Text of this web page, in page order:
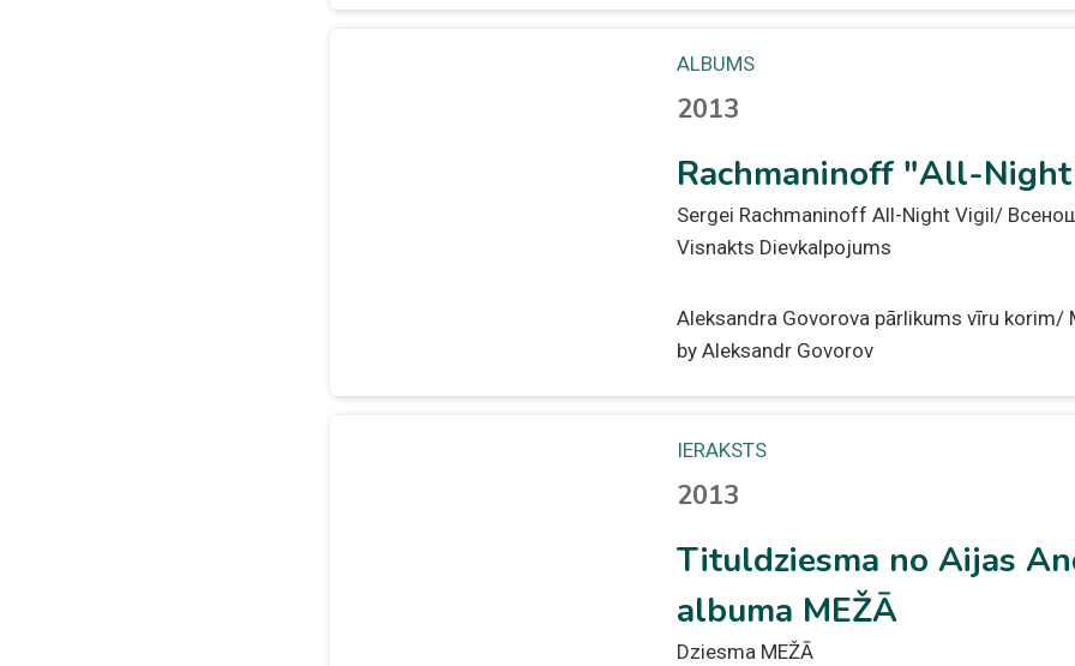
ALBUMS
2013
Rachmaninoff "All-
Sergei Rachmaninoff All-Night Vigil/
Visnakts Dievkalpojums
Aleksandra Govorova pārlikums vīru korim/
by Aleksandr Govorov
IERAKSTS
2013
Tituldziesma no Aijas
albuma MEŽĀ
Dziesma MEŽĀ